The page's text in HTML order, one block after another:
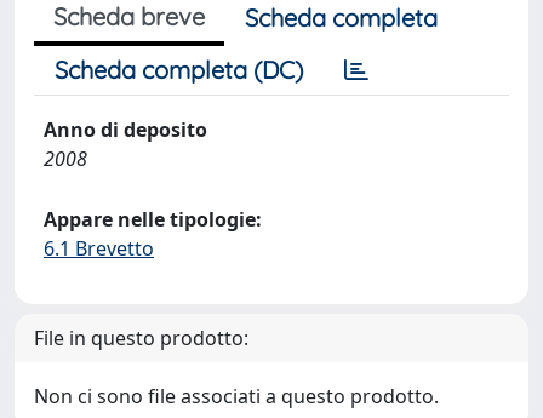
Scheda breve
Scheda completa
Scheda completa (DC)
Anno di deposito
2008
Appare nelle tipologie:
6.1 Brevetto
File in questo prodotto:
Non ci sono file associati a questo prodotto.